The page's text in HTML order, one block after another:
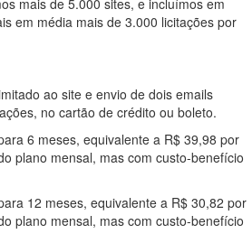
em média mais de 3.000 licitações por
ao site e envio de dois emails
no cartão de crédito ou boleto.
6 meses, equivalente a R$ 39,98 por
plano mensal, mas com custo-benefício
12 meses, equivalente a R$ 30,82 por
plano mensal, mas com custo-benefício